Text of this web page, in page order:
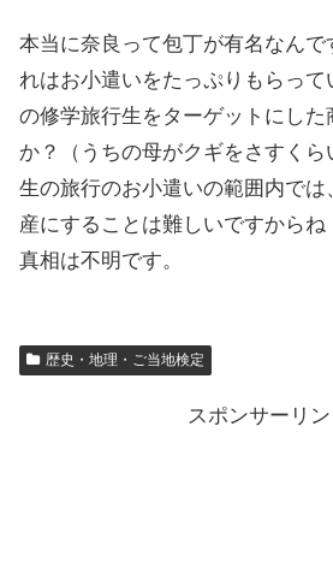
本当に奈良って包丁が有名なんで
れはお小遣いをたっぷりもらって
の修学旅行生をターゲットにした
か？（うちの母がクギをさすく
生の旅行のお小遣いの範囲内では
産にすることは難しいですからね
真相は不明です。
歴史・地理・ご当地検定
スポンサーリン